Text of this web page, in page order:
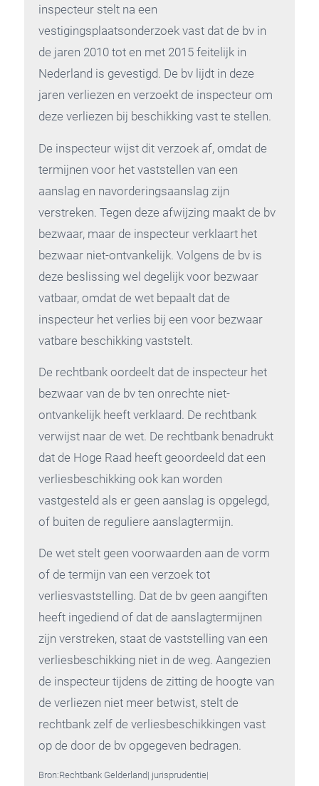
inspecteur stelt na een
vestigingsplaatsonderzoek vast dat de bv in
de jaren 2010 tot en met 2015 feitelijk in
Nederland is gevestigd. De bv lijdt in deze
jaren verliezen en verzoekt de inspecteur om
deze verliezen bij beschikking vast te stellen.
De inspecteur wijst dit verzoek af, omdat de
termijnen voor het vaststellen van een
aanslag en navorderingsaanslag zijn
verstreken. Tegen deze afwijzing maakt de bv
bezwaar, maar de inspecteur verklaart het
bezwaar niet-ontvankelijk. Volgens de bv is
deze beslissing wel degelijk voor bezwaar
vatbaar, omdat de wet bepaalt dat de
inspecteur het verlies bij een voor bezwaar
vatbare beschikking vaststelt.
De rechtbank oordeelt dat de inspecteur het
bezwaar van de bv ten onrechte niet-
ontvankelijk heeft verklaard. De rechtbank
verwijst naar de wet. De rechtbank benadrukt
dat de Hoge Raad heeft geoordeeld dat een
verliesbeschikking ook kan worden
vastgesteld als er geen aanslag is opgelegd,
of buiten de reguliere aanslagtermijn.
De wet stelt geen voorwaarden aan de vorm
of de termijn van een verzoek tot
verliesvaststelling. Dat de bv geen aangiften
heeft ingediend of dat de aanslagtermijnen
zijn verstreken, staat de vaststelling van een
verliesbeschikking niet in de weg. Aangezien
de inspecteur tijdens de zitting de hoogte van
de verliezen niet meer betwist, stelt de
rechtbank zelf de verliesbeschikkingen vast
op de door de bv opgegeven bedragen.
Bron:Rechtbank Gelderland| jurisprudentie|